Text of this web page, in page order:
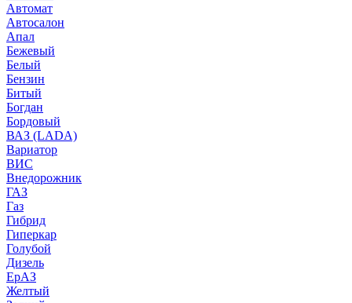
Автомат
Автосалон
Апал
Бежевый
Белый
Бензин
Битый
Богдан
Бордовый
ВАЗ (LADA)
Вариатор
ВИС
Внедорожник
ГАЗ
Газ
Гибрид
Гиперкар
Голубой
Дизель
ЕрАЗ
Желтый